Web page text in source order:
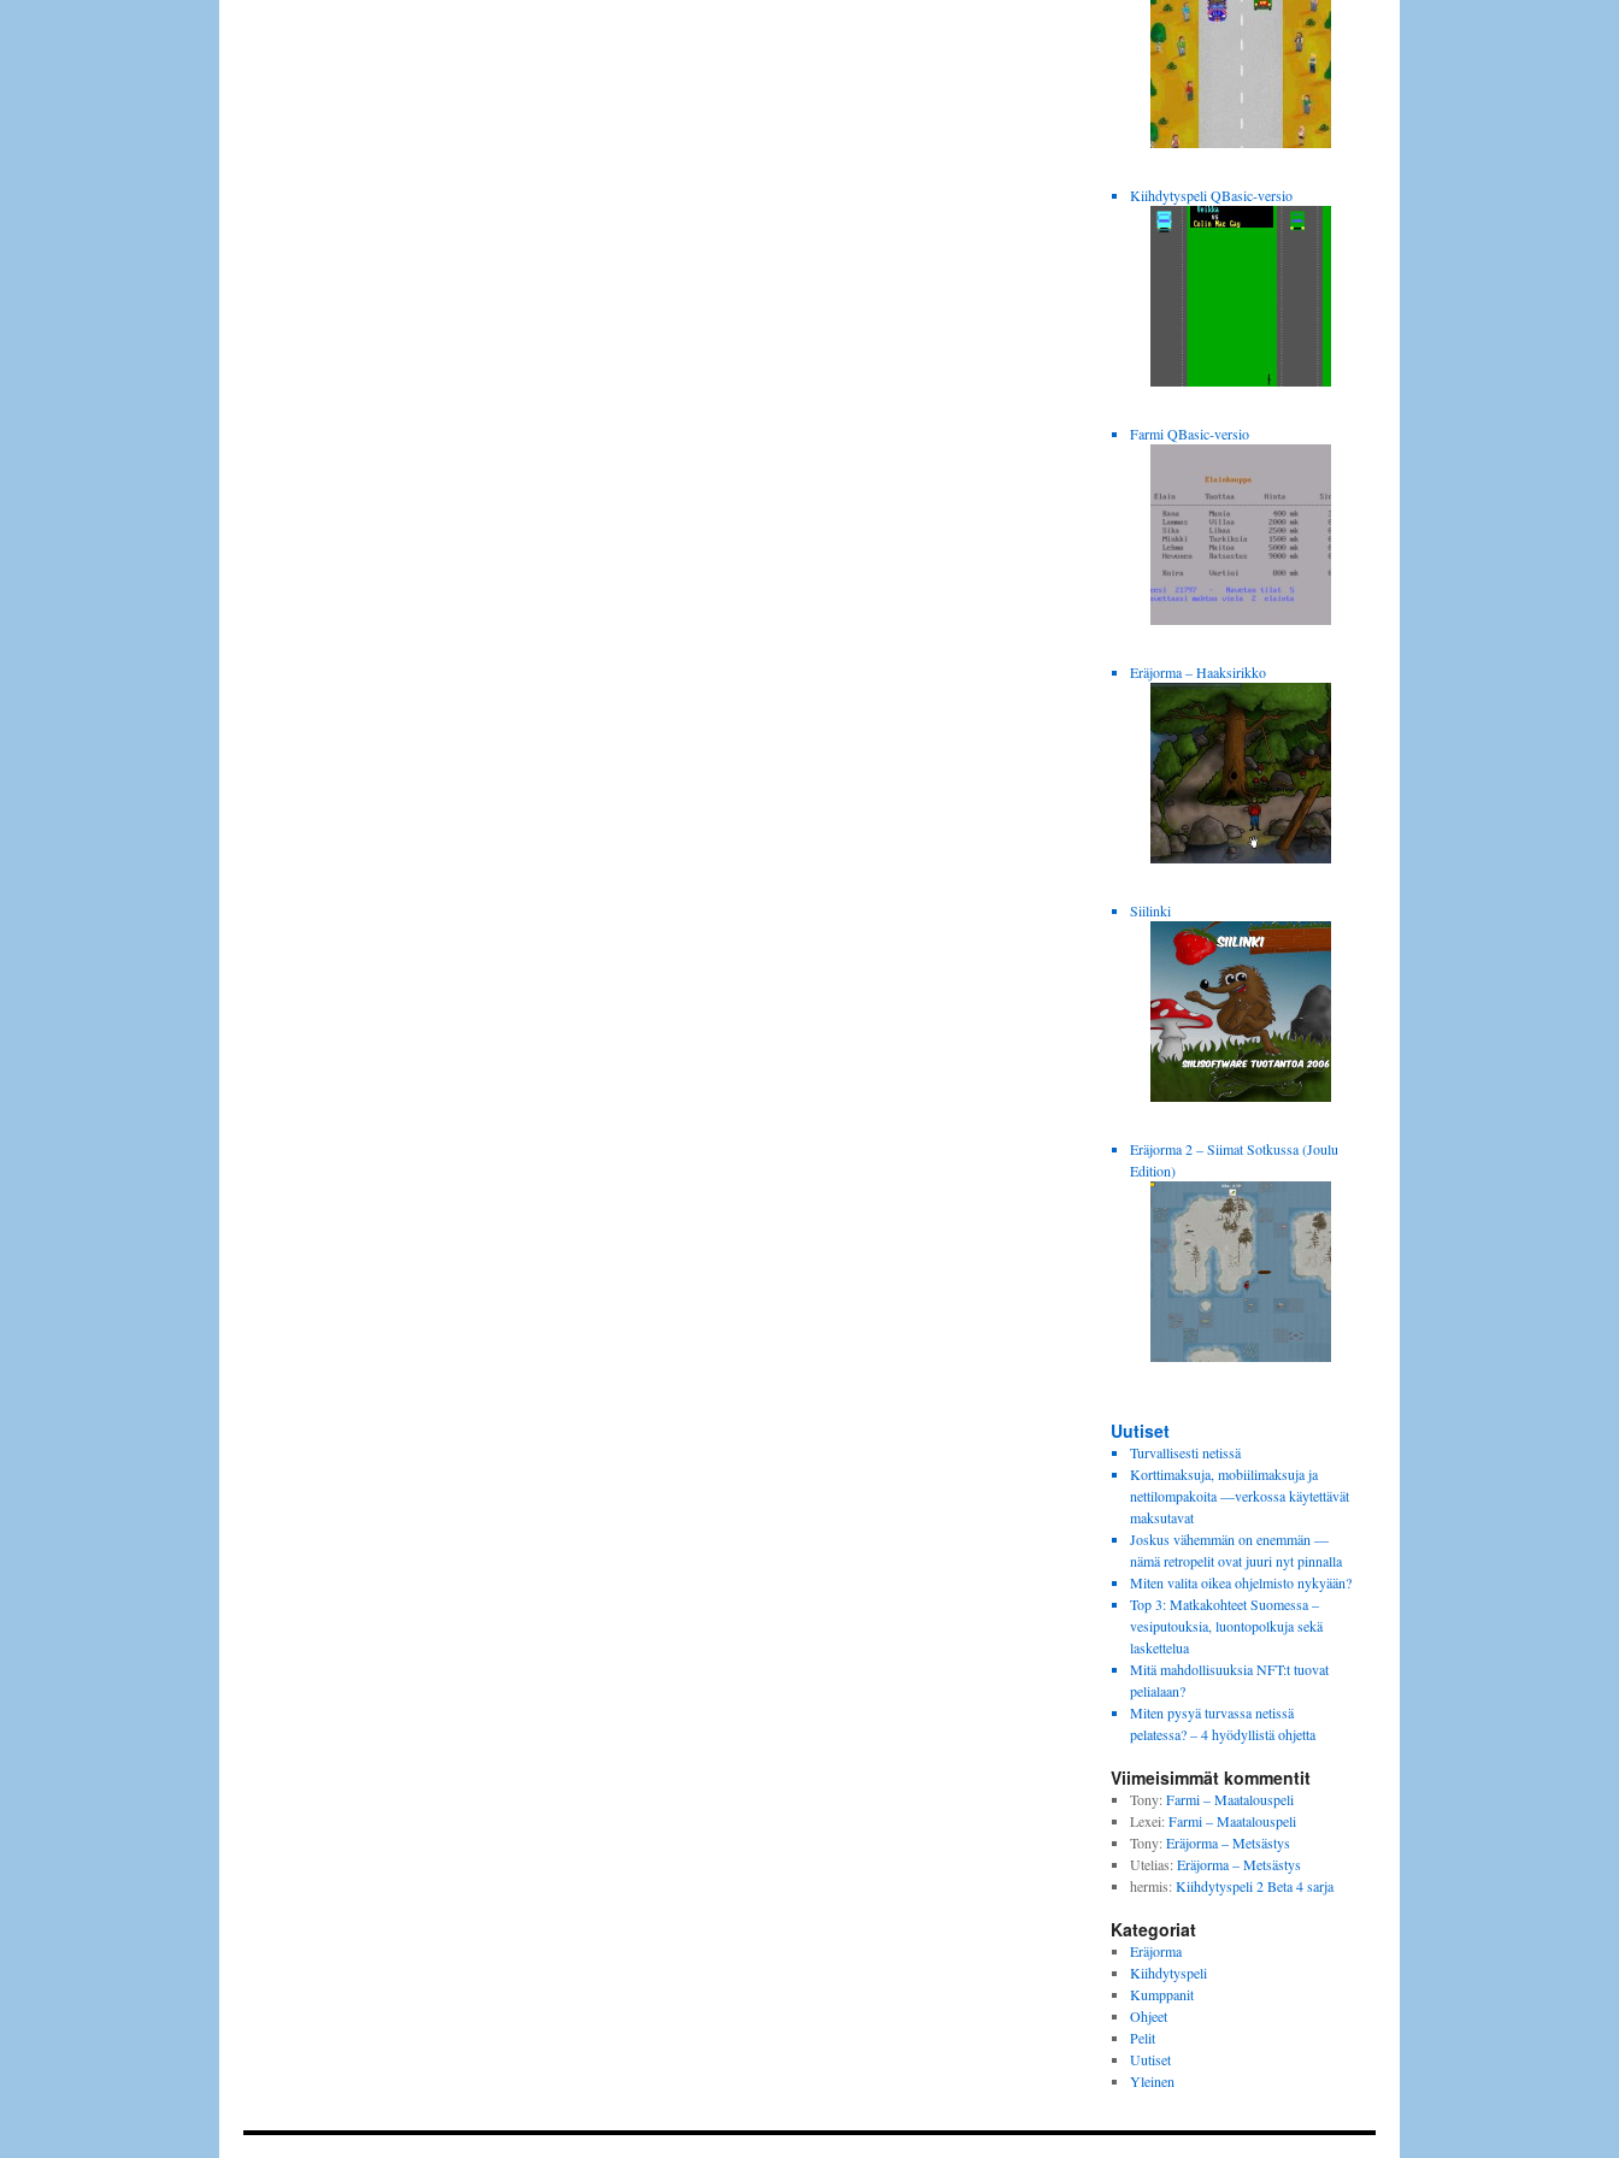
Kiihdytyspeli QBasic-versio
Farmi QBasic-versio
Eräjorma – Haaksirikko
Siilinki
Eräjorma 2 – Siimat Sotkussa (Joulu
Edition)
Uutiset
Turvallisesti netissä
Korttimaksuja, mobiilimaksuja ja
nettilompakoita —verkossa käytettävät
maksutavat
Joskus vähemmän on enemmän —
nämä retropelit ovat juuri nyt pinnalla
Miten valita oikea ohjelmisto nykyään?
Top 3: Matkakohteet Suomessa –
vesiputouksia, luontopolkuja sekä
laskettelua
Mitä mahdollisuuksia NFT:t tuovat
pelialaan?
Miten pysyä turvassa netissä
pelatessa? – 4 hyödyllistä ohjetta
Viimeisimmät kommentit
Tony:Farmi – Maatalouspeli
Lexei:Farmi – Maatalouspeli
Tony:Eräjorma – Metsästys
Utelias:Eräjorma – Metsästys
hermis:Kiihdytyspeli 2 Beta 4 sarja
Kategoriat
Eräjorma
Kiihdytyspeli
Kumppanit
Ohjeet
Pelit
Uutiset
Yleinen